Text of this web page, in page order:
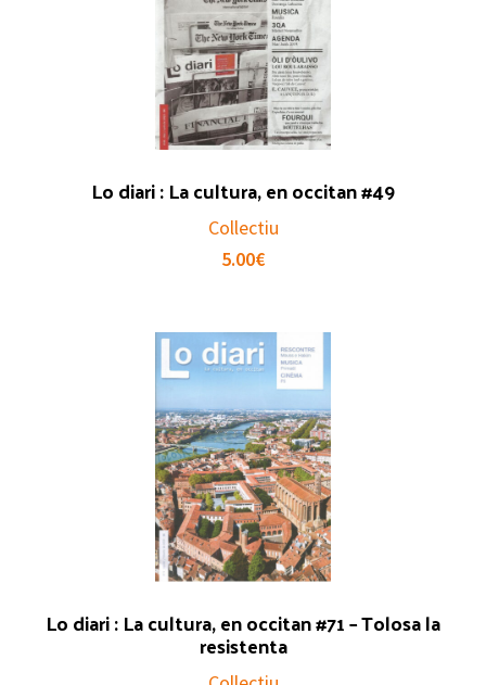
Lo diari : La cultura, en occitan #49
Collectiu
5.00€
Lo diari : La cultura, en occitan #71 – Tolosa la
resistenta